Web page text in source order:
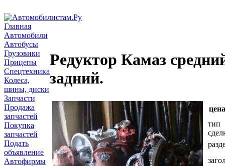
Главная
Автомобили
Автобусы
Грузовики
Прицепы
Спецтехника
Колеса,
шины, диски
Запчасти
Продажа
запчастей
Покупка
запчастей
Подать
объявление
Автофирмы
Редуктор Камаз
задний.
тип